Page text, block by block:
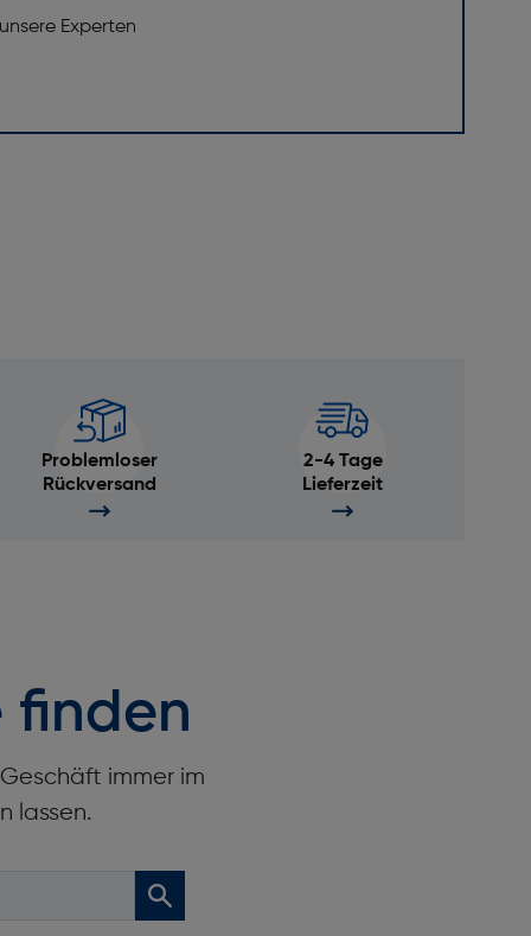
Experten
Problemloser
Rückversand
2-4 Tage
Lieferzeit
finden
immer im
lassen.